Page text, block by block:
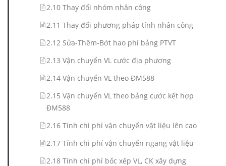
2.10 Thay đổi nhóm nhân công
2.11 Thay đổi phương pháp tính nhân công
2.12 Sửa-Thêm-Bớt hao phí bảng PTVT
2.13 Vận chuyển VL cước địa phương
2.14 Vận chuyển VL theo ĐM588
2.15 Vận chuyển VL theo bảng cước kết hợp
ĐM588
2.16 Tính chi phí vận chuyển vật liệu lên cao
2.17 Tính chi phí vận chuyển ngang vật liệu
2.18 Tính chi phí bốc xếp VL, CK xây dựng